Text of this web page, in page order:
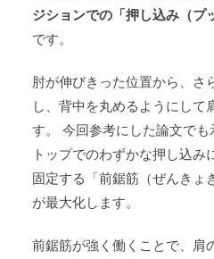
ジションでの「押し込み（プ
です。
肘が伸びきった位置から、さ
し、背中を丸めるようにして
す。 今回参考にした論文で
トップでのわずかな押し込み
固定する「前鋸筋（ぜんきょ
が最大化します。
前鋸筋が強く働くことで、肩